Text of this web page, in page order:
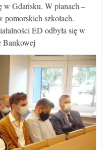
w Gdańsku. W planach –
szkołach.
ED odbyła się w
Bankowej